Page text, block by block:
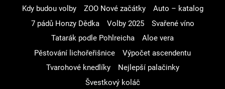
Kdy budou volby
ZOO Nové začátky
Auto – katalog
7 pádů Honzy Dědka
Volby 2025
Svařené víno
Tatarák podle Pohlreicha
Aloe vera
Pěstování lichořeřišnice
Výpočet ascendentu
Tvarohové knedlíky
Nejlepší palačinky
Švestkový koláč